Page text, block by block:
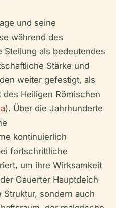
und seine
während des
Stellung als bedeutendes
Stärke und
weiter gefestigt, als
Heiligen Römischen
). Über die Jahrhunderte
kontinuierlich
fortschrittliche
um ihre Wirksamkeit
Gauerter Hauptdeich
sondern auch